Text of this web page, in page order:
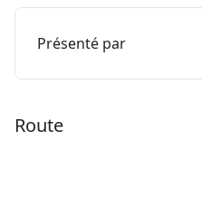
Présenté par
Route